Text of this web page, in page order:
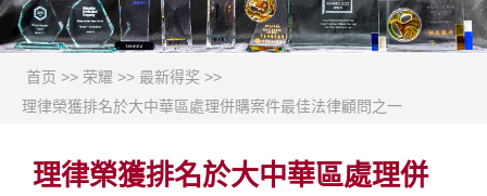
首页 >> 荣耀 >> 最新得奖 >>
理律榮獲排名於大中華區處理併購案件最佳法律顧問之一
理律榮獲排名於大中華區處理併